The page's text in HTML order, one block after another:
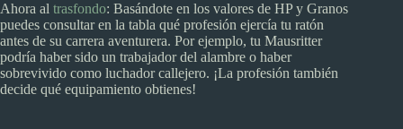
Ahora al trasfondo: Basándote en los valores de HP y Granos
puedes consultar en la tabla qué profesión ejercía tu ratón
antes de su carrera aventurera. Por ejemplo, tu Mausritter
podría haber sido un trabajador del alambre o haber
sobrevivido como luchador callejero. ¡La profesión también
decide qué equipamiento obtienes!